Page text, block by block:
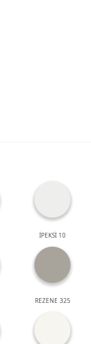
İPEKSİ 10
REZENE 325